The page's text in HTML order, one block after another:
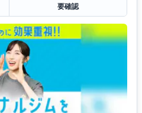
要確認